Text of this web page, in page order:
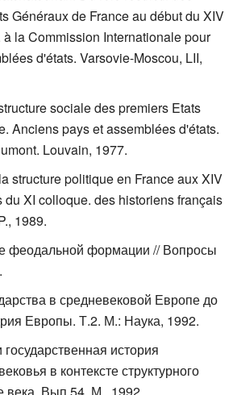
Généraux de France au début du XIV
la Commission Internationale pour
d'états. Varsovie-Moscou, LII,
sociale des premiers Etats
Anciens pays et assemblées d'états.
Louvain, 1977.
structure politique en France aux XIV
du XI colloque. des historiens français
1989.
феодальной формации // Вопросы
в средневековой Европе до
Европы. Т.2. М.: Наука, 1992.
история
в контексте структурного